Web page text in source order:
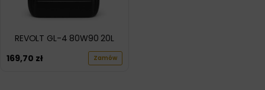
REVOLT GL-4 80W90 20L
169,70 zł Zamów